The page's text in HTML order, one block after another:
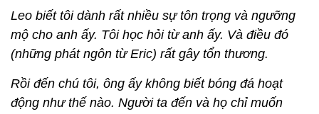
Leo biết tôi dành rất nhiều sự tôn trọng và ngưỡng
mộ cho anh ấy. Tôi học hỏi từ anh ấy. Và điều đó
(những phát ngôn từ Eric) rất gây tổn thương.
Rồi đến chú tôi, ông ấy không biết bóng đá hoạt
động như thế nào. Người ta đến và họ chỉ muốn